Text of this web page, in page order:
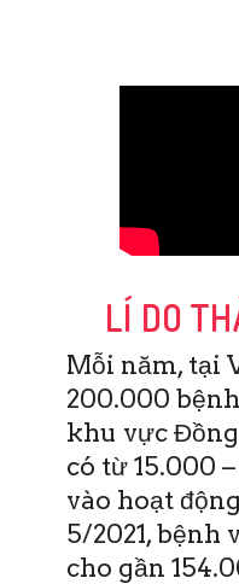
LÍ DO
Mỗi năm, tại
200.000
khu vực
có từ 15.000
vào hoạt
5/2021, bệnh
cho gần